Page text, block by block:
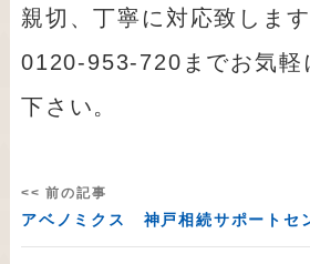
親切、丁寧に対応致します
0120-953-720までお気軽
下さい。
<< 前の記事
アベノミクス 神戸相続サポート